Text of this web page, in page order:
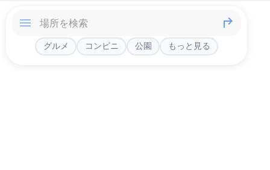
グルメ コンビニ 公園 もっと見る